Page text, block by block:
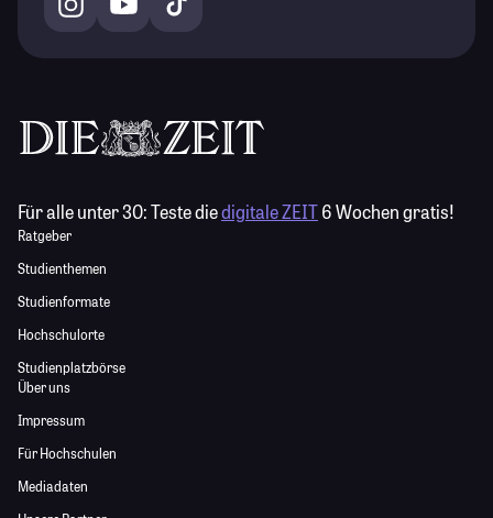
Für alle unter 30:Teste diedigitale ZEIT6 Wochen gratis!
Ratgeber
Studienthemen
Studienformate
Hochschulorte
Studienplatzbörse
Über uns
Impressum
Für Hochschulen
Mediadaten